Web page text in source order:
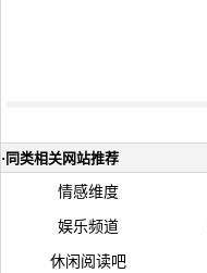
· 同类相关网站推荐
情感维度
娱乐频道
休闲阅读吧